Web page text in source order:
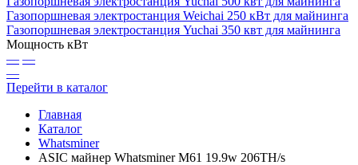
Газопоршневая электростанция Weichai 250 кВт для майнинга
Газопоршневая электростанция Yuchai 350 квт для майнинга
Мощность кВт
— —
—
Перейти в каталог
Главная
Каталог
Whatsminer
ASIC майнер Whatsminer M61 19.9w 206TH/s